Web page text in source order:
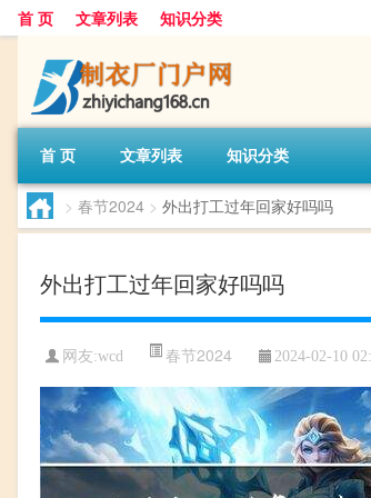
首 页 文章列表 知识分类
首 页 文章列表 知识分类
> 春节2024 > 外出打工过年回家好吗吗
外出打工过年回家好吗吗
网友:wcd 春节2024 2024-02-10